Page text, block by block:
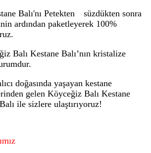
Balı'nı Petekten süzdükten sonra
ardından paketleyerek 100%
Balı Kestane Balı’nın kristalize
doğasında yaşayan kestane
gelen Köyceğiz Balı Kestane
ile sizlere ulaştırıyoruz!